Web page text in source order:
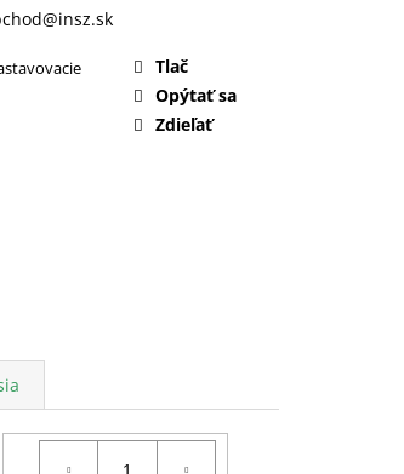
Tlač
Opýtať sa
Zdieľať